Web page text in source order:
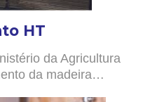
HT
da Agricultura
da madeira…